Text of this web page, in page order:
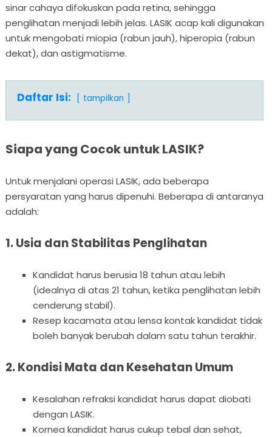
sinar cahaya difokuskan pada retina, sehingga
penglihatan menjadi lebih jelas. LASIK acap kali digunakan
untuk mengobati miopia (rabun jauh), hiperopia (rabun
dekat), dan astigmatisme.
Daftar Isi: tampilkan
Siapa yang Cocok untuk LASIK?
Untuk menjalani operasi LASIK, ada beberapa
persyaratan yang harus dipenuhi. Beberapa di antaranya
adalah:
1. Usia dan Stabilitas Penglihatan
Kandidat harus berusia 18 tahun atau lebih
(idealnya di atas 21 tahun, ketika penglihatan lebih
cenderung stabil).
Resep kacamata atau lensa kontak kandidat tidak
boleh banyak berubah dalam satu tahun terakhir.
2. Kondisi Mata dan Kesehatan Umum
Kesalahan refraksi kandidat harus dapat diobati
dengan LASIK.
Kornea kandidat harus cukup tebal dan sehat,